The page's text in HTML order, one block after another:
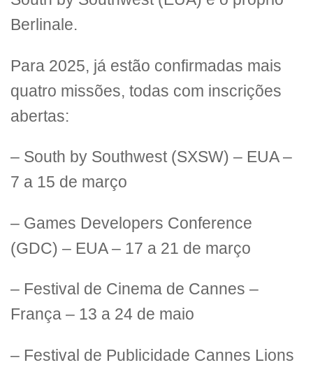
Berlinale.
Para 2025, já estão confirmadas mais
quatro missões, todas com inscrições
abertas:
– South by Southwest (SXSW) – EUA –
7 a 15 de março
– Games Developers Conference
(GDC) – EUA – 17 a 21 de março
– Festival de Cinema de Cannes –
França – 13 a 24 de maio
– Festival de Publicidade Cannes Lions